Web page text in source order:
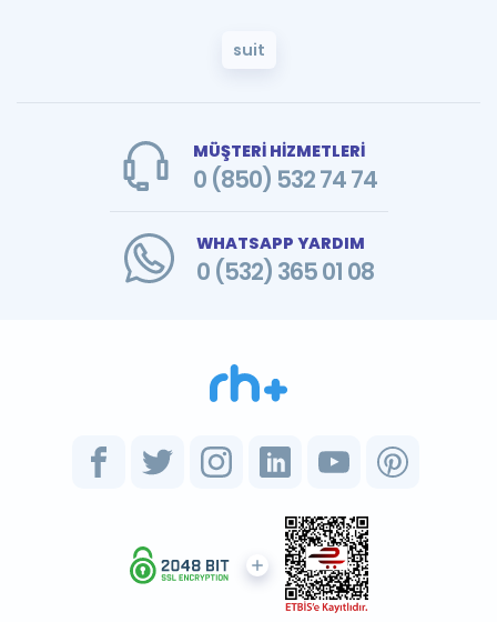
suit
MÜŞTERİ HİZMETLERİ
0 (850) 532 74 74
WHATSAPP YARDIM
0 (532) 365 01 08